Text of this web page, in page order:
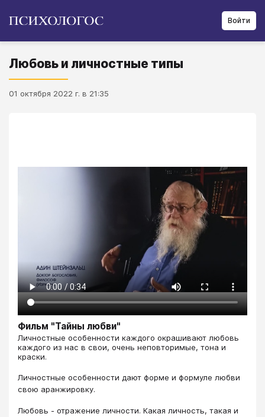
Войти
Любовь и личностные типы
01 октября 2022 г. в 21:35
Фильм "Тайны любви"
Личностные особенности каждого окрашивают любовь
каждого из нас в свои, очень неповторимые, тона и
краски.
Личностные особенности дают форме и формуле любви
свою аранжировку.
Любовь - отражение личности. Какая личность, такая и